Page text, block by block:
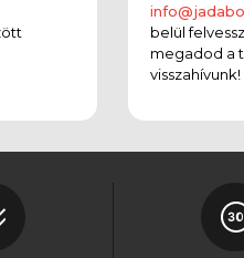
belül
megadod a
visszahívunk!